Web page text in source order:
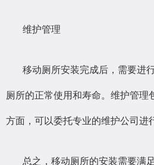
维护管理
移动厕所安装完成后，需要进
厕所的正常使用和寿命。维护管理
方面，可以委托专业的维护公司进
总之，移动厕所的安装需要满